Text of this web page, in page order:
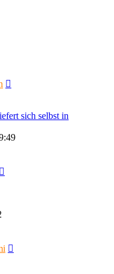
sich selbst in